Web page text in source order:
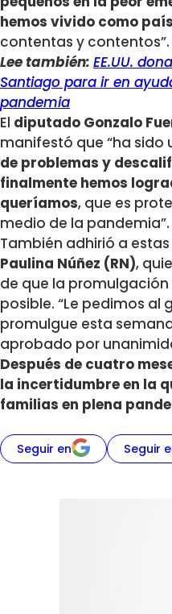
hemos vivido como país
contentas y contentos”.
Lee también: EE.UU.
Santiago para ir en
pandemia
El diputado Gonzalo
manifestó que “ha sido
de problemas y
finalmente hemos
queríamos, que es
medio de la pandemia”.
También adhirió a
Paulina Núñez (RN),
de que la
posible. “Le pedimos al
promulgue esta
aprobado por
Después de cuatro
la incertidumbre en la
familias en plena
Seguir en Seguir